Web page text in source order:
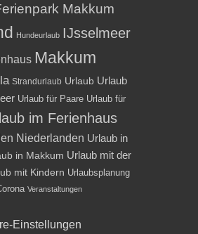
Makkum
Hundeurlaub IJsselmeer
Makkum
Strandurlaub Urlaub Urlaub
Urlaub für Paare Urlaub für
im Ferienhaus
Niederlanden Urlaub in
in Makkum Urlaub mit der
mit Kindern Urlaubsplanung
Veranstaltungen
Einstellungen